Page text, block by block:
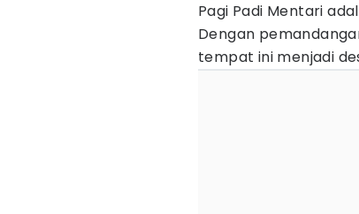
Pagi Padi Mentari
Dengan
tempat ini menjadi